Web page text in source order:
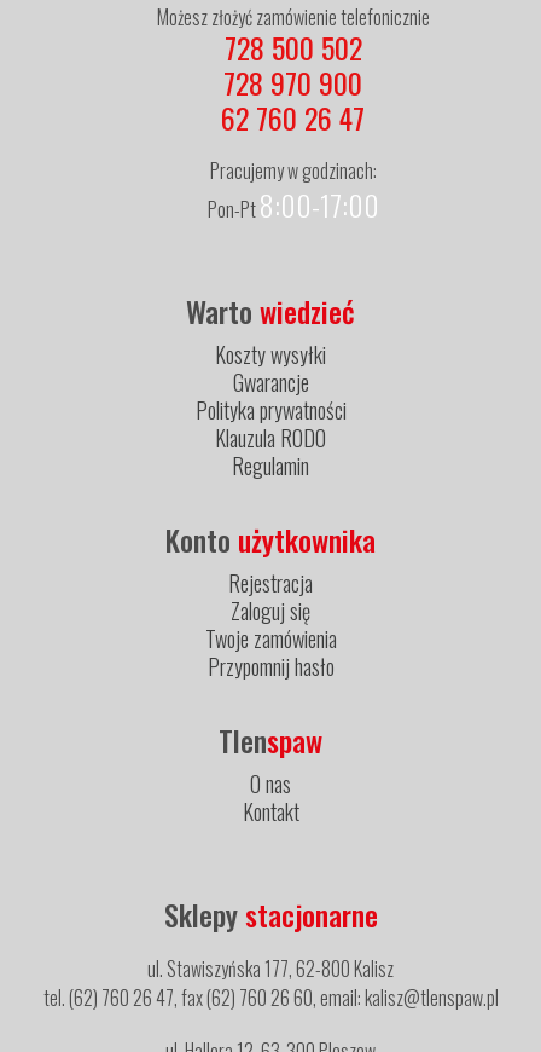
Możesz złożyć zamówienie telefonicznie
728 500 502
728 970 900
62 760 26 47
Pracujemy w godzinach:
Pon-Pt8:00-17:00
Wartowiedzieć
Koszty wysyłki
Gwarancje
Polityka prywatności
Klauzula RODO
Regulamin
Konto użytkownika
Rejestracja
Zaloguj się
Twoje zamówienia
Przypomnij hasło
Tlenspaw
O nas
Kontakt
Sklepystacjonarne
ul. Stawiszyńska 177, 62-800 Kalisz
tel. (62) 760 26 47, fax (62) 760 26 60, email: kalisz@tlenspaw.pl